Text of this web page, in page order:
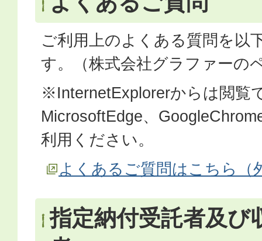
ご利用上のよくある質問を以
す。（株式会社グラファーの
※InternetExplorerからは閲覧
MicrosoftEdge、
利用ください。
よくあるご質問はこちら（
指定納付受託者及び